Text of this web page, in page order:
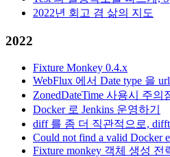
2022년 회고 겸 삶의 지도
2022
Fixture Monkey 0.4.x
WebFlux 에서 Date type 을
ZonedDateTime 사용시 주의
Docker 로 Jenkins 운영하기
diff 를 좀 더 직관적으로,
Could not find a valid Docker
Fixture monkey 객체 생성 전